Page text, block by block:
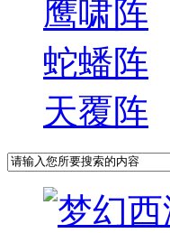
鹰啸阵
蛇蟠阵
天覆阵